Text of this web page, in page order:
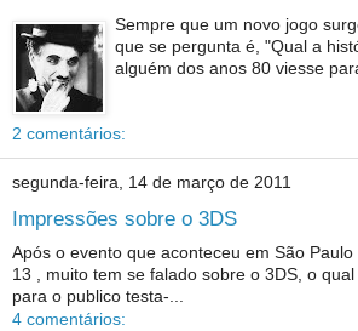
Sempre que um novo jogo
que se pergunta é, "Qual a
alguém dos anos 80 viesse
2 comentários:
segunda-feira, 14 de março de 2011
Impressões sobre o 3DS
Após o evento que aconteceu em São
13 , muito tem se falado sobre o 3DS, o
para o publico testa-...
4 comentários: